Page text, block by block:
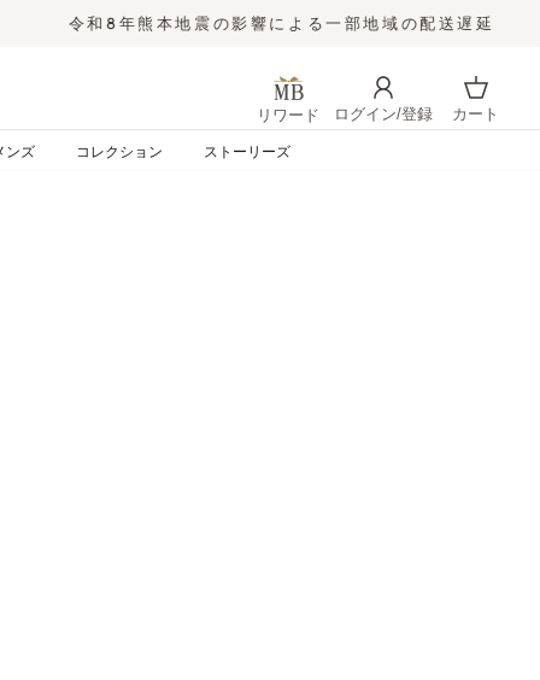
リワード
ログイン/登録
ログイン
カート
カート
ンズ
コレクション ストーリーズ